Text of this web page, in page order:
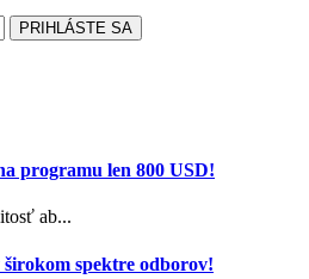
PRIHLÁSTE SA
programu len 800 USD!
ab...
širokom spektre odborov!